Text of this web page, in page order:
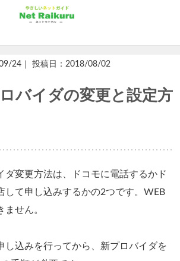
24｜ 投稿日：2018/08/02
バイダの変更と設定方
ダ変更方法は、ドコモに電話するかド
して申し込みするかの2つです。WEB
せん。
し込みを行ってから、新プロバイダを